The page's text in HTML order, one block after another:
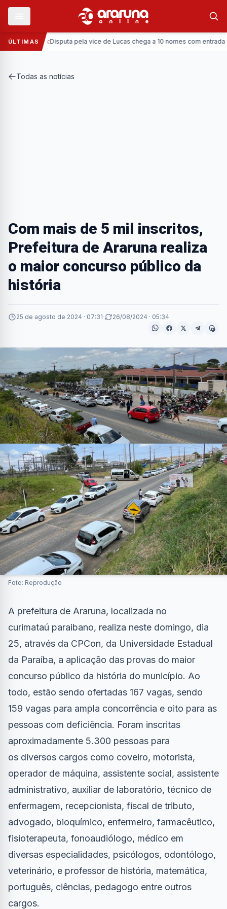
ÚLTIMAS
Política: Disputa pela vice de Lucas chega a 10 nomes com entrada da
Todas as notícias
Com mais de 5 mil inscritos,
Prefeitura de Araruna realiza
o maior concurso público da
história
25 de agosto de 2024 · 07:31· 26/08/2024 · 05:34
Foto: Reprodução
A prefeitura de Araruna, localizada no
curimataú paraibano, realiza neste domingo, dia
25, através da CPCon, da Universidade Estadual
da Paraíba, a aplicação das provas do maior
concurso público da história do município. Ao
todo, estão sendo ofertadas 167 vagas, sendo
159 vagas para ampla concorrência e oito para as
pessoas com deficiência. Foram inscritas
aproximadamente 5.300 pessoas para
os diversos cargos como coveiro, motorista,
operador de máquina, assistente social, assistente
administrativo, auxiliar de laboratório, técnico de
enfermagem, recepcionista, fiscal de tributo,
advogado, bioquímico, enfermeiro, farmacêutico,
fisioterapeuta, fonoaudiólogo, médico em
diversas especialidades, psicólogos, odontólogo,
veterinário, e professor de história, matemática,
português, ciências, pedagogo entre outros
cargos.